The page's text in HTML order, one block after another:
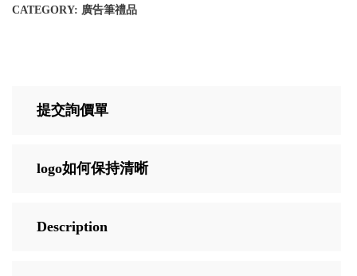
CATEGORY: 廣告筆禮品
提交詢價單
logo如何保持清晰
Description